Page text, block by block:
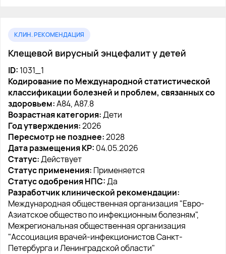
КЛИН. РЕКОМЕНДАЦИЯ
Клещевой вирусный энцефалит у детей
ID: 1031_1
Кодирование по Международной статистической
классификации болезней и проблем, связанных со
здоровьем:A84, A87.8
Возрастная категория:Дети
Год утверждения:2026
Пересмотр не позднее:2028
Дата размещения КР: 04.05.2026
Статус:Действует
Статус применения: Применяется
Статус одобрения НПС:Да
Разработчик клинической рекомендации:
Международная общественная организация "Евро-
Азиатское общество по инфекционным болезням",
Межрегиональная общественная организация
"Ассоциация врачей-инфекционистов Санкт-
Петербурга и Ленинградской области"